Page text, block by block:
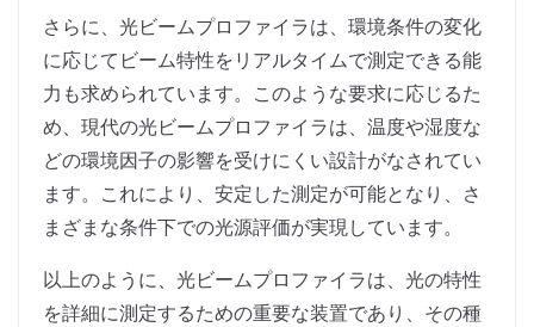
さらに、光ビームプロファイラは、環境条件の変化
に応じてビーム特性をリアルタイムで測定できる能
力も求められています。このような要求に応じるた
め、現代の光ビームプロファイラは、温度や湿度な
どの環境因子の影響を受けにくい設計がなされてい
ます。これにより、安定した測定が可能となり、さ
まざまな条件下での光源評価が実現しています。
以上のように、光ビームプロファイラは、光の特性
を詳細に測定するための重要な装置であり、その種